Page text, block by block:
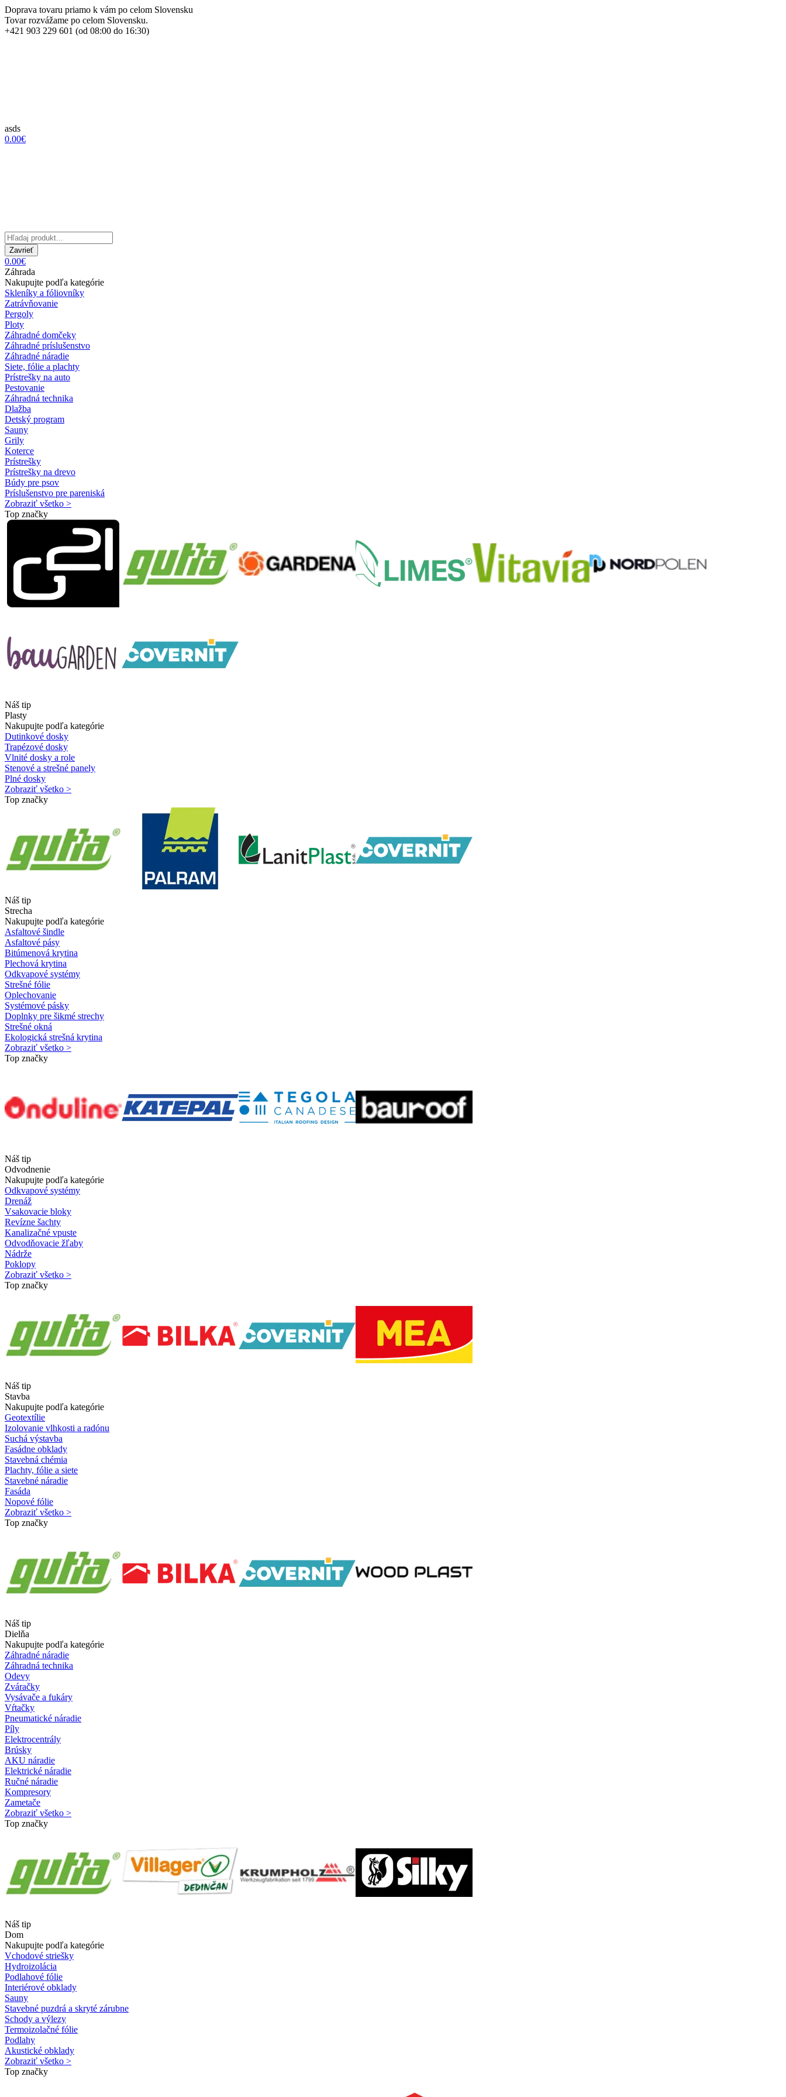
Doprava tovaru priamo k vám po celom Slovensku
Tovar rozvážame po celom Slovensku.
+421 903 229 601 (od 08:00 do 16:30)
asds
0.00€
Zavrieť
0.00€
Záhrada
Nakupujte podľa kategórie
Skleníky a fóliovníky
Zatrávňovanie
Pergoly
Ploty
Záhradné domčeky
Záhradné príslušenstvo
Záhradné náradie
Siete, fólie a plachty
Prístrešky na auto
Pestovanie
Záhradná technika
Dlažba
Detský program
Sauny
Grily
Koterce
Prístrešky
Prístrešky na drevo
Búdy pre psov
Príslušenstvo pre pareniská
Zobraziť všetko >
Top značky
Náš tip
Plasty
Nakupujte podľa kategórie
Dutinkové dosky
Trapézové dosky
Vlnité dosky a role
Stenové a strešné panely
Plné dosky
Zobraziť všetko >
Top značky
Náš tip
Strecha
Nakupujte podľa kategórie
Asfaltové šindle
Asfaltové pásy
Bitúmenová krytina
Plechová krytina
Odkvapové systémy
Strešné fólie
Oplechovanie
Systémové pásky
Doplnky pre šikmé strechy
Strešné okná
Ekologická strešná krytina
Zobraziť všetko >
Top značky
Náš tip
Odvodnenie
Nakupujte podľa kategórie
Odkvapové systémy
Drenáž
Vsakovacie bloky
Revízne šachty
Kanalizačné vpuste
Odvodňovacie žľaby
Nádrže
Poklopy
Zobraziť všetko >
Top značky
Náš tip
Stavba
Nakupujte podľa kategórie
Geotextílie
Izolovanie vlhkosti a radónu
Suchá výstavba
Fasádne obklady
Stavebná chémia
Plachty, fólie a siete
Stavebné náradie
Fasáda
Nopové fólie
Zobraziť všetko >
Top značky
Náš tip
Dielňa
Nakupujte podľa kategórie
Záhradné náradie
Záhradná technika
Odevy
Zváračky
Vysávače a fukáry
Vŕtačky
Pneumatické náradie
Píly
Elektrocentrály
Brúsky
AKU náradie
Elektrické náradie
Ručné náradie
Kompresory
Zametače
Zobraziť všetko >
Top značky
Náš tip
Dom
Nakupujte podľa kategórie
Vchodové striešky
Hydroizolácia
Podlahové fólie
Interiérové obklady
Sauny
Stavebné puzdrá a skryté zárubne
Schody a výlezy
Termoizolačné fólie
Podlahy
Akustické obklady
Zobraziť všetko >
Top značky